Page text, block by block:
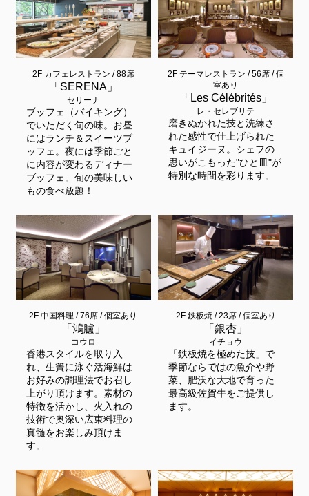
2F カフェレストラン / 88席
「SERENA」
セリーナ
ブッフェ（バイキング）
でいただく旬の味。お昼
にはランチ＆スイーツブ
ッフェ。夜には季節ごと
に内容が変わるディナー
ブッフェ。旬の美味しい
もの食べ放題！
2F テーマレストラン / 56席 / 個
室あり
「Les Célébrités」
レ・セレブリテ
磨きぬかれた技と洗練さ
れた感性で仕上げられた
キュイジーヌ。シェフの
思いがこもった"ひと皿"が
特別な時間を彩ります。
2F 中国料理 / 76席 / 個室あり
「鴻臚」
コウロ
香港スタイルを取り入
れ、生簀に泳ぐ活海鮮は
お好みの調理法でお召し
上がり頂けます。素材の
特徴を活かし、火入れの
技術で奥深い広東料理の
真髄をお楽しみ頂けま
す。
2F 鉄板焼 / 23席 / 個室あり
「銀杏」
イチョウ
「鉄板焼を極めた技」で
季節ならではの魚介や野
菜、肥沃な大地で育った
最高級佐賀牛をご提供し
ます。